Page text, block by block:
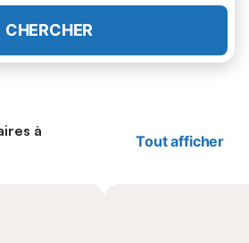
CHERCHER
à
Tout afficher